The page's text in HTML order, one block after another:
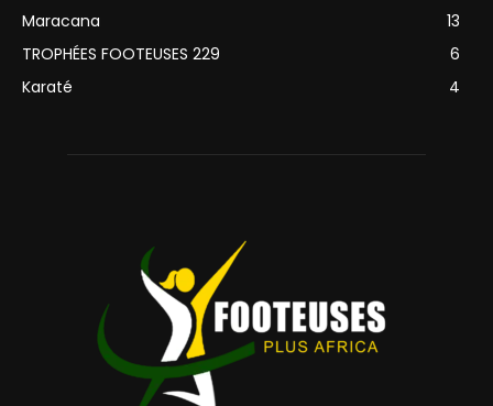
Maracana
13
TROPHÉES FOOTEUSES 229
6
Karaté
4